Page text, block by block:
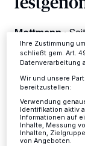
Mettmann ·
sich die
Einbrüchen in
mit Filialen in
06.02.2020 ,
Einstellungen oder
Informationen
Ihre Zustimmung
schließt gem. Art.
Datenverarbeitung
Wir und unsere
bereitzustellen:
Verwendung
Identifikation aktiv
Informationen auf
Inhalte, Messung
Inhalten,
von Angeboten.